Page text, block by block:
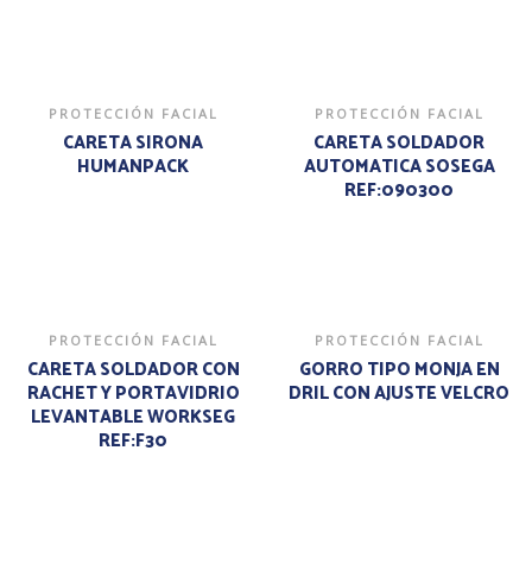
PROTECCIÓN FACIAL
CARETA SIRONA
HUMANPACK
PROTECCIÓN FACIAL
CARETA SOLDADOR
AUTOMATICA SOSEGA
REF:090300
PROTECCIÓN FACIAL
CARETA SOLDADOR CON
RACHET Y PORTAVIDRIO
LEVANTABLE WORKSEG
REF:F30
PROTECCIÓN FACIAL
GORRO TIPO MONJA EN
DRIL CON AJUSTE VELCRO